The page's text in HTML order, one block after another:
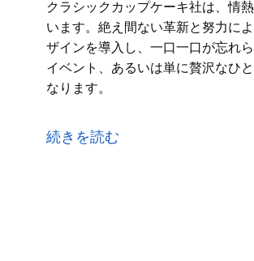
クラシックカップケーキ社は、情
います。絶え間ない革新と努力に
ザインを導入し、一口一口が忘れ
イベント、あるいは単に贅沢なひ
なります。
います。絶え間ない革新と努力に
ザインを導入し、一口一口が忘れ
続きを読む